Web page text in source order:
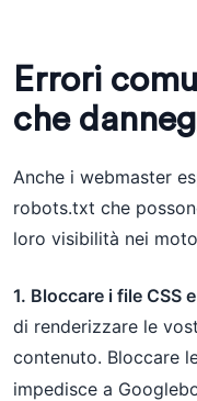
Errori
che
Anche i webmaster
robots.txt che
loro visibilità nei
1. Bloccare i file CSS
di renderizzare le
contenuto. Bloccare
impedisce a